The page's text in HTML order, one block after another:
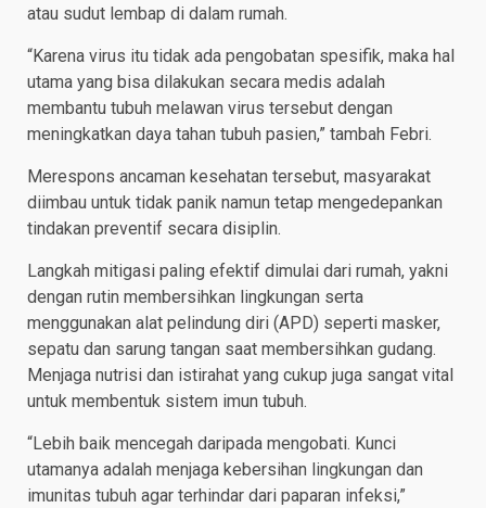
atau sudut lembap di dalam rumah.
​“Karena virus itu tidak ada pengobatan spesifik, maka hal
utama yang bisa dilakukan secara medis adalah
membantu tubuh melawan virus tersebut dengan
meningkatkan daya tahan tubuh pasien,” tambah Febri.
​Merespons ancaman kesehatan tersebut, masyarakat
diimbau untuk tidak panik namun tetap mengedepankan
tindakan preventif secara disiplin.
Langkah mitigasi paling efektif dimulai dari rumah, yakni
dengan rutin membersihkan lingkungan serta
menggunakan alat pelindung diri (APD) seperti masker,
sepatu dan sarung tangan saat membersihkan gudang.
Menjaga nutrisi dan istirahat yang cukup juga sangat vital
untuk membentuk sistem imun tubuh.
​“Lebih baik mencegah daripada mengobati. Kunci
utamanya adalah menjaga kebersihan lingkungan dan
imunitas tubuh agar terhindar dari paparan infeksi,”